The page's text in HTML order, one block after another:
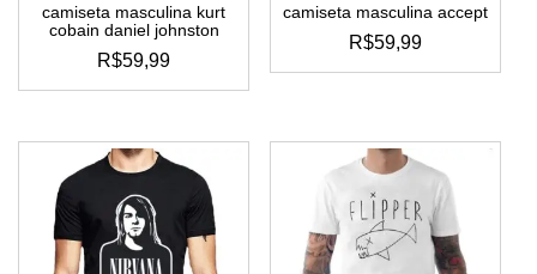
camiseta masculina kurt
cobain daniel johnston
R$59,99
este
tem
várias
variantes.
as
opções
podem
camiseta masculina accept
R$59,99
este
várias
variantes.
as
opções
podem